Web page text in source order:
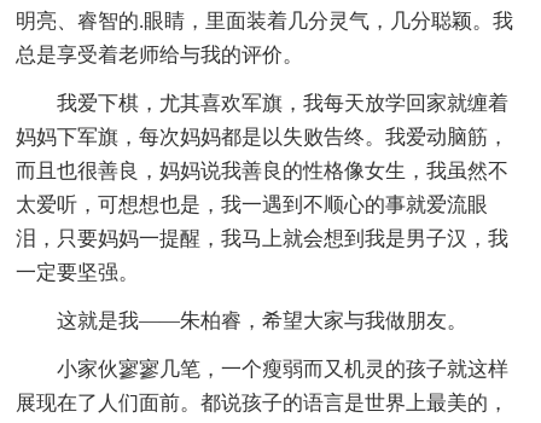
明亮、睿智的.眼睛，里面装着几分灵气，几分聪颖。我
总是享受着老师给与我的评价。
我爱下棋，尤其喜欢军旗，我每天放学回家就缠着
妈妈下军旗，每次妈妈都是以失败告终。我爱动脑筋，
而且也很善良，妈妈说我善良的性格像女生，我虽然不
太爱听，可想想也是，我一遇到不顺心的事就爱流眼
泪，只要妈妈一提醒，我马上就会想到我是男子汉，我
一定要坚强。
这就是我——朱柏睿，希望大家与我做朋友。
小家伙寥寥几笔，一个瘦弱而又机灵的孩子就这样
展现在了人们面前。都说孩子的语言是世界上最美的，